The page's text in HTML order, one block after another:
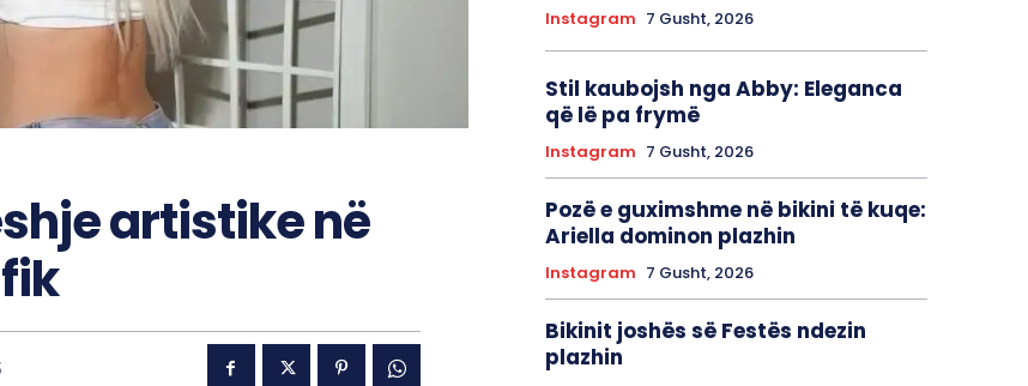
artistike në
Instagram 7 Gusht, 2026
Stil kaubojsh nga Abby: Eleganca
që lë pa frymë
Instagram 7 Gusht, 2026
Pozë e guximshme në bikini të kuqe:
Ariella dominon plazhin
Instagram 7 Gusht, 2026
Bikinit joshës së Festës ndezin
plazhin